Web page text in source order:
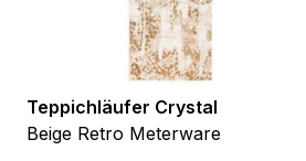
Teppichläufer Crystal
Beige Retro Meterware